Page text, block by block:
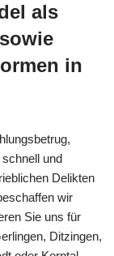
als
in
und
Delikten
wir
Sie uns für
Ditzingen,